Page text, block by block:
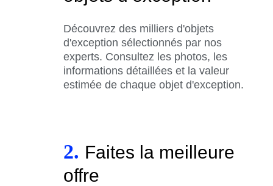
Découvrez des milliers d'objets
d'exception sélectionnés par nos
experts. Consultez les photos, les
informations détaillées et la valeur
estimée de chaque objet d'exception.
2. Faites la meilleure
offre